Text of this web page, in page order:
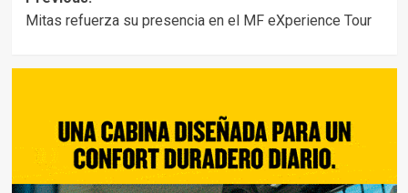
navigation
Mitas refuerza su presencia en el MF eXperience Tour